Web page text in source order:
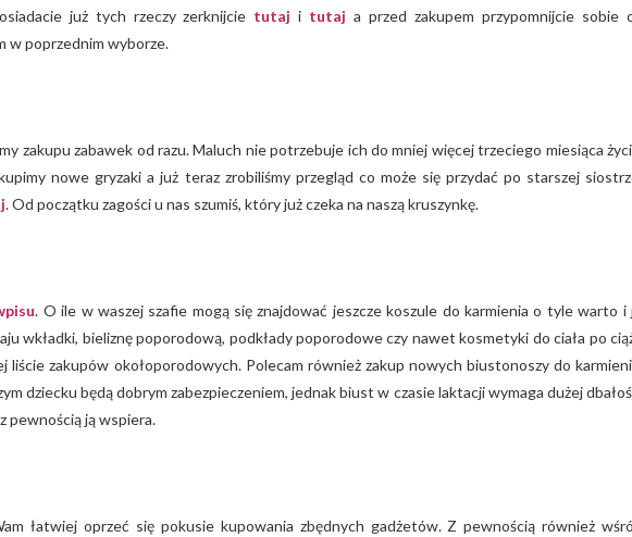
już tych rzeczy zerknijcie tutaj i tutaj a przed zakupem przypomnijcie sobie
w poprzednim wyborze.
zakupu zabawek od razu. Maluch nie potrzebuje ich do mniej więcej trzeciego miesiąca
nowe gryzaki a już teraz zrobiliśmy przegląd co może się przydać po starszej
. Od początku zagości u nas szumiś, który już czeka na naszą kruszynkę.
. O ile w waszej szafie mogą się znajdować jeszcze koszule do karmienia o tyle warto i
wkładki, bieliznę poporodową, podkłady poporodowe czy nawet kosmetyki do ciała po
liście zakupów okołoporodowych. Polecam również zakup nowych biustonoszy do
dziecku będą dobrym zabezpieczeniem, jednak biust w czasie laktacji wymaga dużej
pewnością ją wspiera.
łatwiej oprzeć się pokusie kupowania zbędnych gadżetów. Z pewnością również